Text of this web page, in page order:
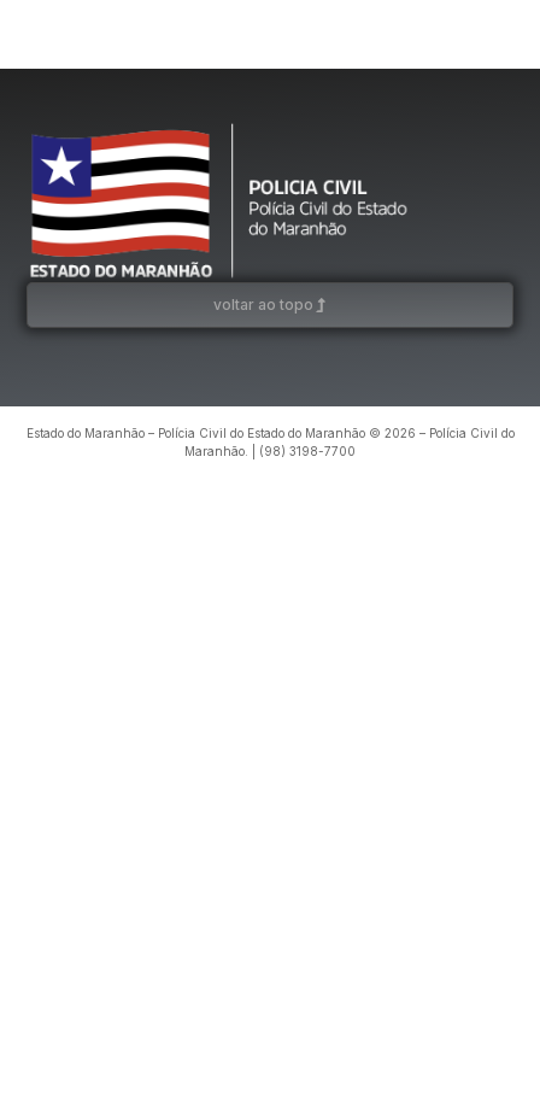
voltar ao topo
Estado do Maranhão – Polícia Civil do Estado do Maranhão © 2026 – Polícia Civil do
Maranhão. | (98) 3198-7700